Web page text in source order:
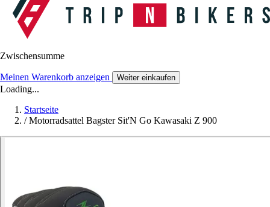
Zwischensumme
Meinen Warenkorb anzeigen Weiter einkaufen
Loading...
Startseite
/ Motorradsattel Bagster Sit'N Go Kawasaki Z 900